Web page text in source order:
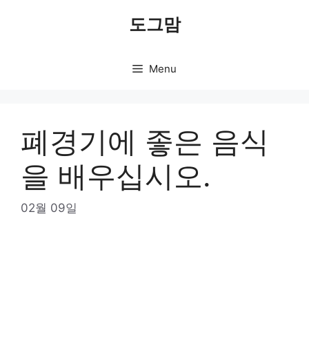
도그맘
Menu
폐경기에 좋은 음식
을 배우십시오.
02월 09일